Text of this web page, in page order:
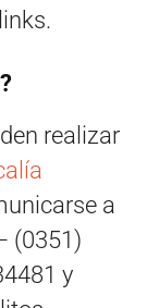
realizar
a
(0351)
y